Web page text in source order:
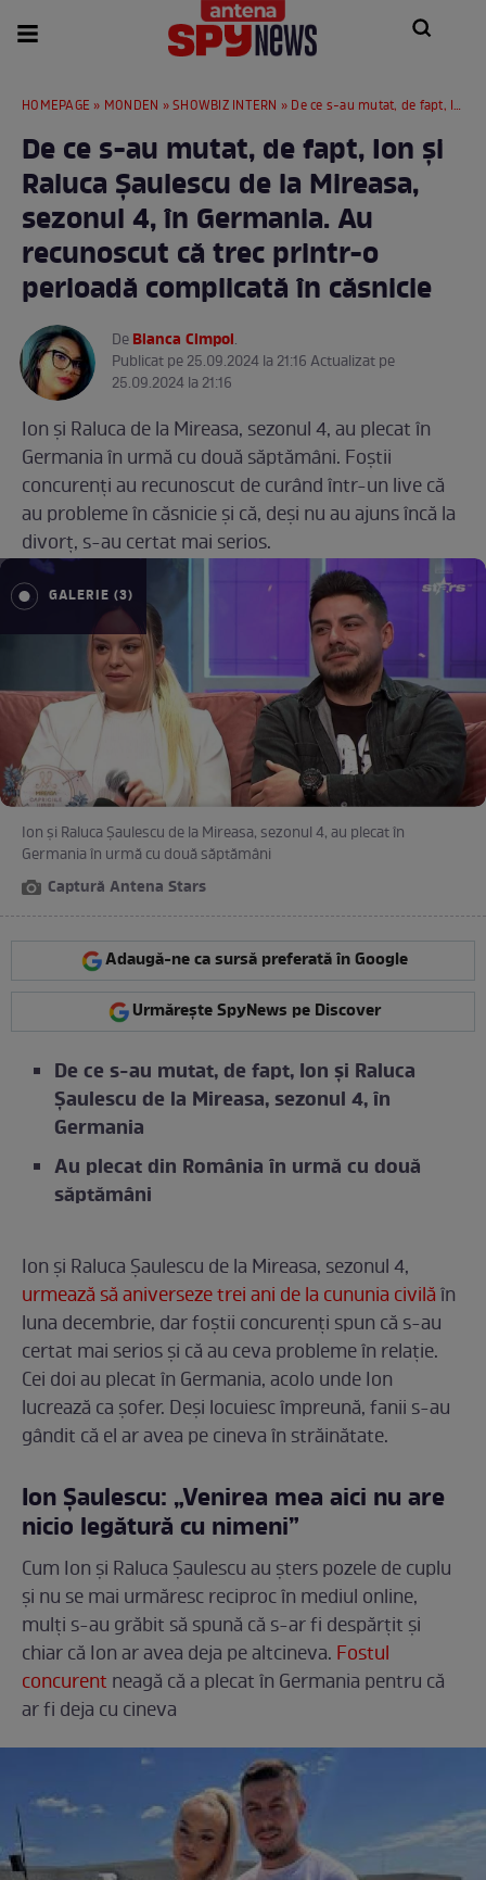
HOMEPAGE » MONDEN »SHOWBIZ INTERN » De ce s-au mutat, de fapt, Ion și Raluca Șaulescu de la Mireasa, sezonul 4, în Germania. Au recunoscut că trec printr-o perioadă complicată în căsnicie
De ce s-au mutat, de fapt, Ion și
Raluca Șaulescu de la Mireasa,
sezonul 4, în Germania. Au
recunoscut că trec printr-o
perioadă complicată în căsnicie
DeBianca Cimpoi.
Publicat pe 25.09.2024 la 21:16 Actualizat pe
25.09.2024 la 21:16
Ion și Raluca de la Mireasa, sezonul 4, au plecat în
Germania în urmă cu două săptămâni. Foștii
concurenți au recunoscut de curând într-un live că
au probleme în căsnicie și că, deși nu au ajuns încă la
divorț, s-au certat mai serios.
GALERIE (3)
Ion și Raluca Șaulescu de la Mireasa, sezonul 4, au plecat în
Germania în urmă cu două săptămâni
Captură Antena Stars
Adaugă-ne ca sursă preferată în Google
Urmărește SpyNews pe Discover
De ce s-au mutat, de fapt, Ion și Raluca
Șaulescu de la Mireasa, sezonul 4, în
Germania
Au plecat din România în urmă cu două
săptămâni
Ion și Raluca Șaulescu de la Mireasa, sezonul 4,
urmează să aniverseze trei ani de la cununia civilăîn
luna decembrie, dar foștii concurenți spun că s-au
certat mai serios și că au ceva probleme în relație.
Cei doi au plecat în Germania, acolo unde Ion
lucrează ca șofer. Deși locuiesc împreună, fanii s-au
gândit că el ar avea pe cineva în străinătate.
Ion Șaulescu: „Venirea mea aici nu are
nicio legătură cu nimeni”
Cum Ion și Raluca Șaulescu au șters pozele de cuplu
și nu se mai urmăresc reciproc în mediul online,
mulți s-au grăbit să spună că s-ar fi despărțit și
chiar că Ion ar avea deja pe altcineva. Fostul
concurent neagă că a plecat în Germania pentru că
ar fi deja cu cineva